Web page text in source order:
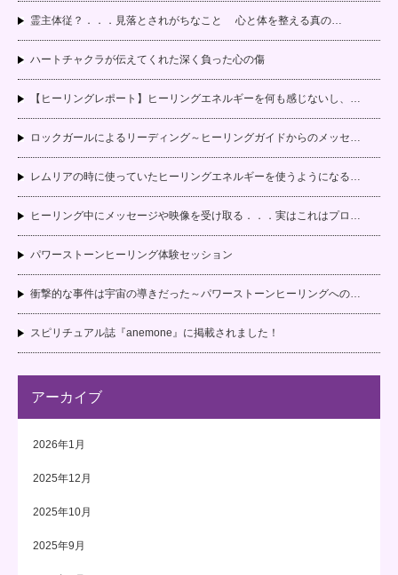
霊主体従？．．．見落とされがちなこと 心と体を整える真の…
ハートチャクラが伝えてくれた深く負った心の傷
【ヒーリングレポート】ヒーリングエネルギーを何も感じないし、…
ロックガールによるリーディング～ヒーリングガイドからのメッセ…
レムリアの時に使っていたヒーリングエネルギーを使うようになる…
ヒーリング中にメッセージや映像を受け取る．．．実はこれはプロ…
パワーストーンヒーリング体験セッション
衝撃的な事件は宇宙の導きだった～パワーストーンヒーリングへの…
スピリチュアル誌『anemone』に掲載されました！
アーカイブ
2026年1月
2025年12月
2025年10月
2025年9月